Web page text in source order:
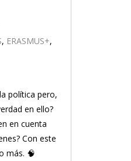
, ERASMUS+,
política pero,
en ello?
en cuenta
Con este
más. 🧠